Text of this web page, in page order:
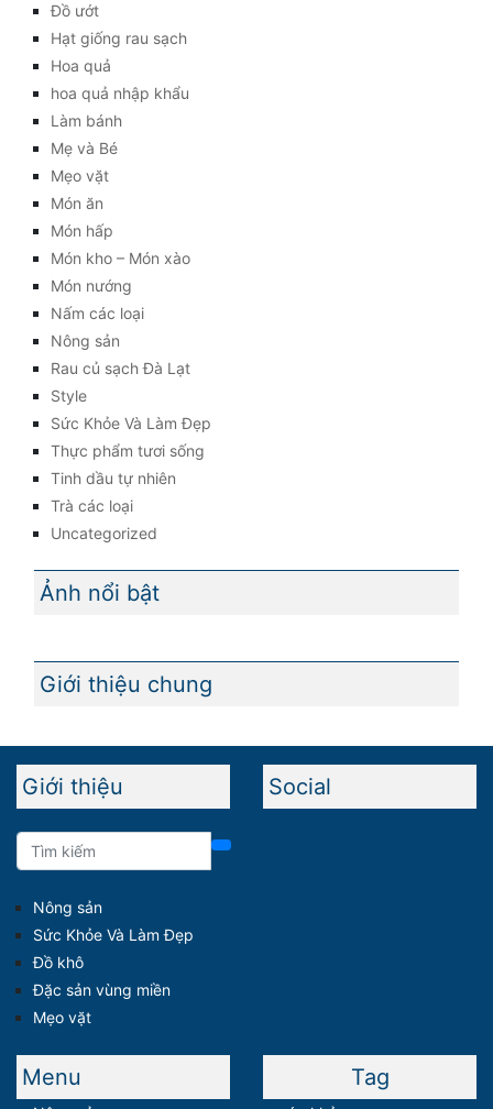
Đồ ướt
Hạt giống rau sạch
Hoa quả
hoa quả nhập khẩu
Làm bánh
Mẹ và Bé
Mẹo vặt
Món ăn
Món hấp
Món kho – Món xào
Món nướng
Nấm các loại
Nông sản
Rau củ sạch Đà Lạt
Style
Sức Khỏe Và Làm Đẹp
Thực phẩm tươi sống
Tinh dầu tự nhiên
Trà các loại
Uncategorized
Ảnh nổi bật
Giới thiệu chung
Giới thiệu
Nông sản
Sức Khỏe Và Làm Đẹp
Đồ khô
Đặc sản vùng miền
Mẹo vặt
Social
Menu Tag